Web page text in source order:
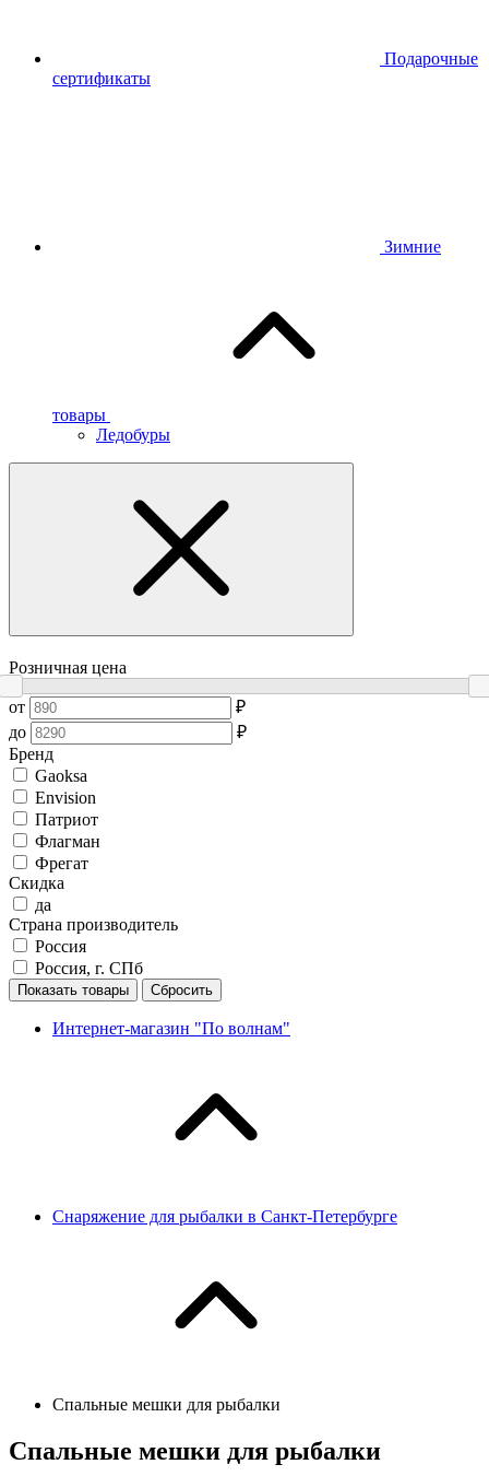
Подарочные
сертификаты
Зимние
товары
Ледобуры
Розничная цена
от
₽
до
₽
Бренд
Gaoksa
Envision
Патриот
Флагман
Фрегат
Скидка
да
Страна производитель
Россия
Россия, г. СПб
Показать товары Сбросить
Интернет-магазин "По волнам"
Снаряжение для рыбалки в Санкт-Петербурге
Спальные мешки для рыбалки
Спальные мешки для рыбалки